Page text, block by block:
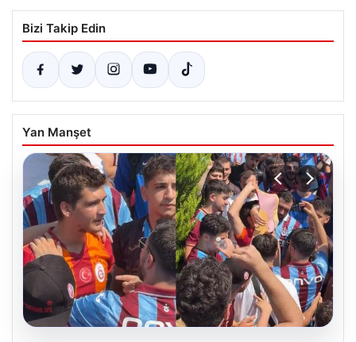
Bizi Takip Edin
Yan Manşet